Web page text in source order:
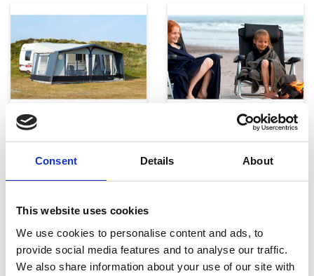
Consent Details About
This website uses cookies
We use cookies to personalise content and ads, to
provide social media features and to analyse our traffic.
We also share information about your use of our site with
Telte, markiser og tilbehør Campingmøbler